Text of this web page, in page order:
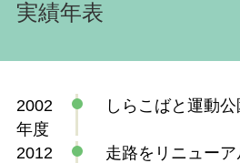
実績年表
2002
年度
しらこばと運動
2012
走路をリニューア